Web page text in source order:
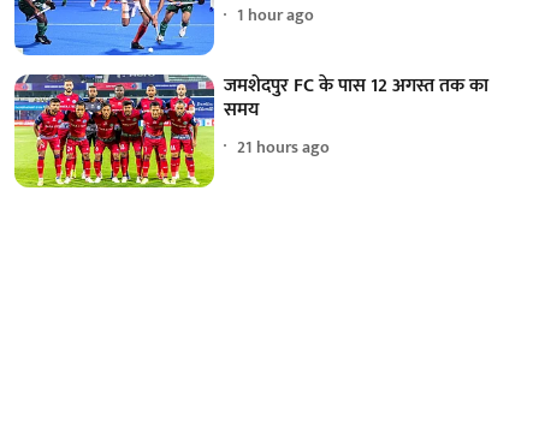
1 hour ago
जमशेदपुर FC के पास 12 अगस्त तक का
समय
21 hours ago